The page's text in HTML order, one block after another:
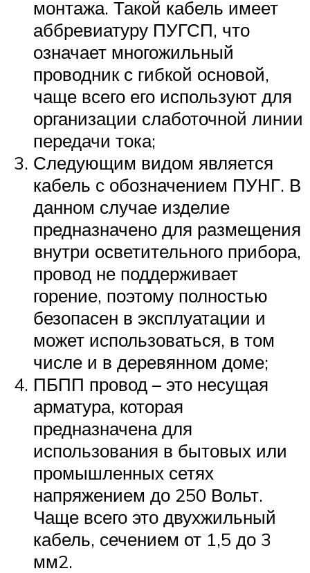
монтажа. Такой кабель имеет
аббревиатуру ПУГСП, что
означает многожильный
проводник с гибкой основой,
чаще всего его используют для
организации слаботочной линии
передачи тока;
Следующим видом является
кабель с обозначением ПУНГ. В
данном случае изделие
предназначено для размещения
внутри осветительного прибора,
провод не поддерживает
горение, поэтому полностью
безопасен в эксплуатации и
может использоваться, в том
числе и в деревянном доме;
ПБПП провод – это несущая
арматура, которая
предназначена для
использования в бытовых или
промышленных сетях
напряжением до 250 Вольт.
Чаще всего это двухжильный
кабель, сечением от 1,5 до 3
мм2.